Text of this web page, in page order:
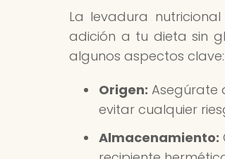
La levadura
adición a tu dieta sin
algunos aspectos clave:
Origen: Asegúrate
evitar cualquier
Almacenamiento: